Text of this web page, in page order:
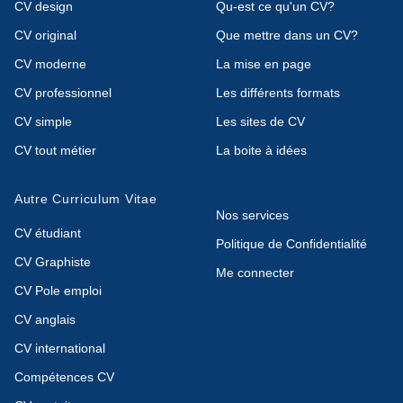
CV design
CV original
CV moderne
CV professionnel
CV simple
CV tout métier
Qu-est ce qu'un CV?
Que mettre dans un CV?
La mise en page
Les différents formats
Les sites de CV
La boite à idées
Autre Curriculum Vitae
CV étudiant
CV Graphiste
CV Pole emploi
CV anglais
CV international
Compétences CV
Nos services
Politique de Confidentialité
Me connecter